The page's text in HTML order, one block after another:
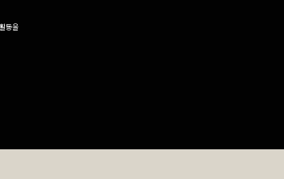
동을